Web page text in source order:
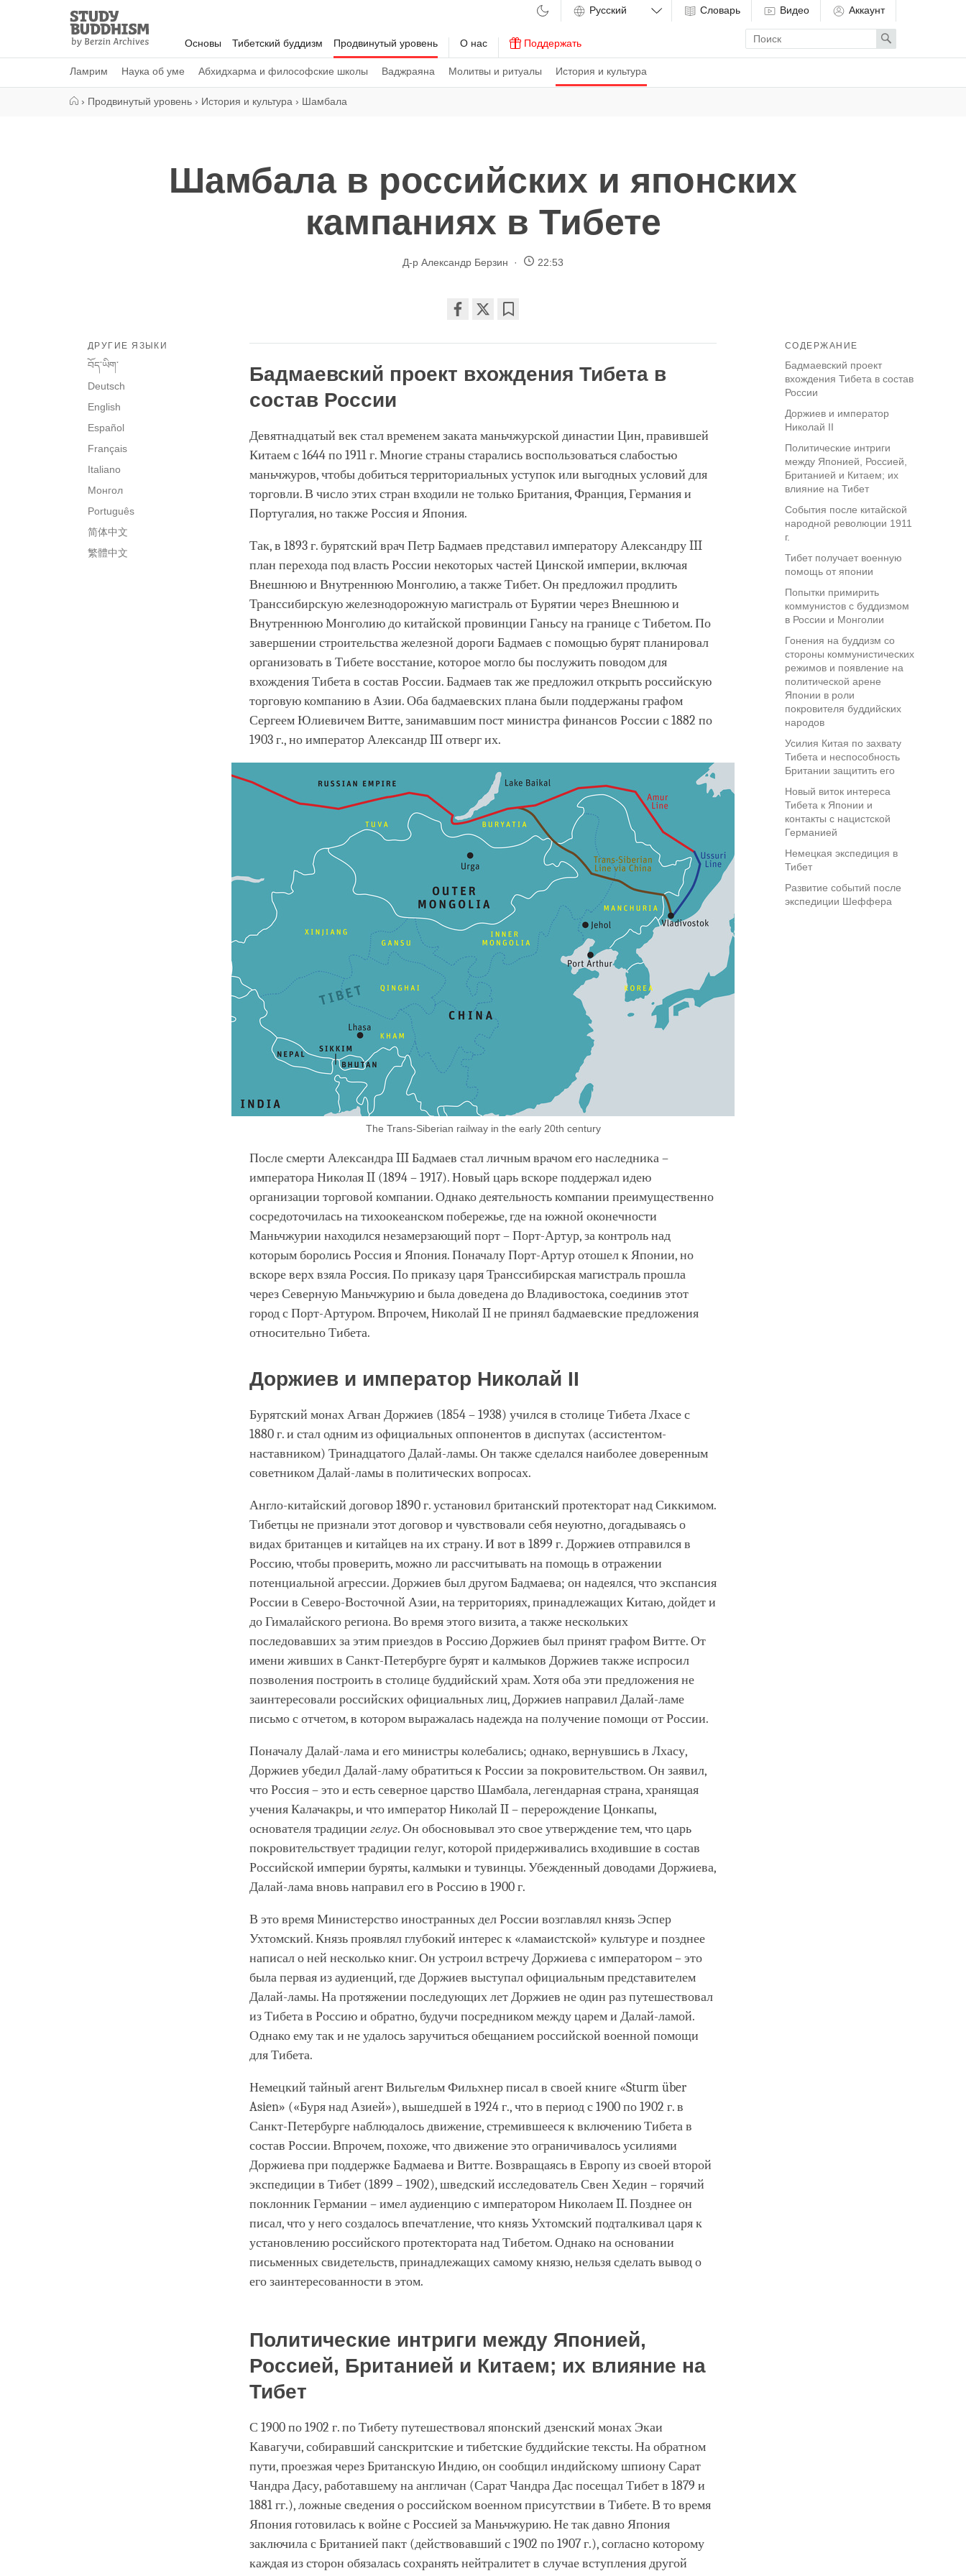
Study
Buddhism
Home
Основы Тибетский буддизм Продвинутый уровень
Ламрим Наука об уме Абхидхарма и философские школы Ваджраяна Молитвы и ритуалы История и культура
О нас Поддержать
Словарь Видео Аккаунт
Enter
search
term
Search
› Продвинутый уровень › История и культура › Шамбала
Шамбала в российских и японских
кампаниях в Тибете
Д-р Александр Берзин 22:53
on
facebook
СОДЕРЖАНИЕ
Бадмаевский проект
вхождения Тибета в состав
России
Доржиев и император
Николай II
Политические интриги
между Японией, Россией,
Британией и Китаем; их
влияние на Тибет
События после китайской
народной революции 1911
г.
Тибет получает военную
помощь от японии
Попытки примирить
коммунистов с буддизмом
в России и Монголии
Гонения на буддизм со
стороны коммунистических
режимов и появление на
политической арене
Японии в роли
покровителя буддийских
народов
Усилия Китая по захвату
Тибета и неспособность
Британии защитить его
Новый виток интереса
Тибета к Японии и
контакты с нацистской
Германией
Немецкая экспедиция в
Тибет
Развитие событий после
экспедиции Шеффера
ДРУГИЕ ЯЗЫКИ
བོད་ཡིག་
Deutsch
English
Español
Français
Italiano
Монгол
Português
简体中文
繁體中文
Бадмаевский проект вхождения Тибета в
состав России
Девятнадцатый век стал временем заката маньчжурской династии Цин, правившей
Китаем с 1644 по 1911 г. Многие страны старались воспользоваться слабостью
маньчжуров, чтобы добиться территориальных уступок или выгодных условий для
торговли. В число этих стран входили не только Британия, Франция, Германия и
Португалия, но также Россия и Япония.
Так, в 1893 г. бурятский врач Петр Бадмаев представил императору Александру III
план перехода под власть России некоторых частей Цинской империи, включая
Внешнюю и Внутреннюю Монголию, а также Тибет. Он предложил продлить
Транссибирскую железнодорожную магистраль от Бурятии через Внешнюю и
Внутреннюю Монголию до китайской провинции Ганьсу на границе с Тибетом. По
завершении строительства железной дороги Бадмаев с помощью бурят планировал
организовать в Тибете восстание, которое могло бы послужить поводом для
вхождения Тибета в состав России. Бадмаев так же предложил открыть российскую
торговую компанию в Азии. Оба бадмаевских плана были поддержаны графом
Сергеем Юлиевичем Витте, занимавшим пост министра финансов России с 1882 по
1903 г., но император Александр III отверг их.
The Trans-Siberian railway in the early 20th century
После смерти Александра III Бадмаев стал личным врачом его наследника –
императора Николая II (1894 – 1917). Новый царь вскоре поддержал идею
организации торговой компании. Однако деятельность компании преимущественно
сосредоточилась на тихоокеанском побережье, где на южной оконечности
Маньчжурии находился незамерзающий порт – Порт-Артур, за контроль над
которым боролись Россия и Япония. Поначалу Порт-Артур отошел к Японии, но
вскоре верх взяла Россия. По приказу царя Транссибирская магистраль прошла
через Северную Маньчжурию и была доведена до Владивостока, соединив этот
город с Порт-Артуром. Впрочем, Николай II не принял бадмаевские предложения
относительно Тибета.
Доржиев и император Николай II
Бурятский монах Агван Доржиев (1854 – 1938) учился в столице Тибета Лхасе с
1880 г. и стал одним из официальных оппонентов в диспутах (ассистентом-
наставником) Тринадцатого Далай-ламы. Он также сделался наиболее доверенным
советником Далай-ламы в политических вопросах.
Англо-китайский договор 1890 г. установил британский протекторат над Сиккимом.
Тибетцы не признали этот договор и чувствовали себя неуютно, догадываясь о
видах британцев и китайцев на их страну. И вот в 1899 г. Доржиев отправился в
Россию, чтобы проверить, можно ли рассчитывать на помощь в отражении
потенциальной агрессии. Доржиев был другом Бадмаева; он надеялся, что экспансия
России в Северо-Восточной Азии, на территориях, принадлежащих Китаю, дойдет и
до Гималайского региона. Во время этого визита, а также нескольких
последовавших за этим приездов в Россию Доржиев был принят графом Витте. От
имени живших в Санкт-Петербурге бурят и калмыков Доржиев также испросил
позволения построить в столице буддийский храм. Хотя оба эти предложения не
заинтересовали российских официальных лиц, Доржиев направил Далай-ламе
письмо с отчетом, в котором выражалась надежда на получение помощи от России.
Поначалу Далай-лама и его министры колебались; однако, вернувшись в Лхасу,
Доржиев убедил Далай-ламу обратиться к России за покровительством. Он заявил,
что Россия – это и есть северное царство Шамбала, легендарная страна, хранящая
учения Калачакры, и что император Николай II – перерождение Цонкапы,
основателя традиции гелуг. Он обосновывал это свое утверждение тем, что царь
покровительствует традиции гелуг, которой придерживались входившие в состав
Российской империи буряты, калмыки и тувинцы. Убежденный доводами Доржиева,
Далай-лама вновь направил его в Россию в 1900 г.
В это время Министерство иностранных дел России возглавлял князь Эспер
Ухтомский. Князь проявлял глубокий интерес к «ламаистской» культуре и позднее
написал о ней несколько книг. Он устроил встречу Доржиева с императором – это
была первая из аудиенций, где Доржиев выступал официальным представителем
Далай-ламы. На протяжении последующих лет Доржиев не один раз путешествовал
из Тибета в Россию и обратно, будучи посредником между царем и Далай-ламой.
Однако ему так и не удалось заручиться обещанием российской военной помощи
для Тибета.
Немецкий тайный агент Вильгельм Фильхнер писал в своей книге «Sturm über
Asien» («Буря над Азией»), вышедшей в 1924 г., что в период с 1900 по 1902 г. в
Санкт-Петербурге наблюдалось движение, стремившееся к включению Тибета в
состав России. Впрочем, похоже, что движение это ограничивалось усилиями
Доржиева при поддержке Бадмаева и Витте. Возвращаясь в Европу из своей второй
экспедиции в Тибет (1899 – 1902), шведский исследователь Свен Хедин – горячий
поклонник Германии – имел аудиенцию с императором Николаем II. Позднее он
писал, что у него создалось впечатление, что князь Ухтомский подталкивал царя к
установлению российского протектората над Тибетом. Однако на основании
письменных свидетельств, принадлежащих самому князю, нельзя сделать вывод о
его заинтересованности в этом.
Политические интриги между Японией,
Россией, Британией и Китаем; их влияние на
Тибет
С 1900 по 1902 г. по Тибету путешествовал японский дзенский монах Экаи
Кавагучи, собиравший санскритские и тибетские буддийские тексты. На обратном
пути, проезжая через Британскую Индию, он сообщил индийскому шпиону Сарат
Чандра Дасу, работавшему на англичан (Сарат Чандра Дас посещал Тибет в 1879 и
1881 гг.), ложные сведения о российском военном присутствии в Тибете. В то время
Япония готовилась к войне с Россией за Маньчжурию. Не так давно Япония
заключила с Британией пакт (действовавший с 1902 по 1907 г.), согласно которому
каждая из сторон обязалась сохранять нейтралитет в случае вступления другой